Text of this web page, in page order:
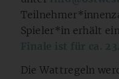
Spieler*in erhält
Finale ist für ca.
Die Wattregeln